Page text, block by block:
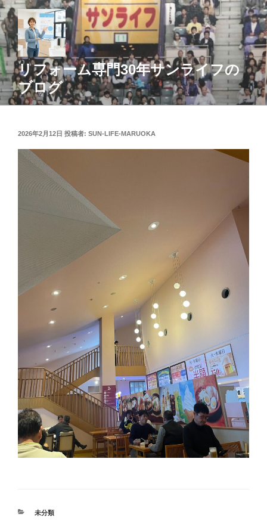
コ
ン
テ
ン
ツ
へ
ス
キ
リフォーム専門30年サンライフの
ブログ
投
日:
2026年2月12日 投稿者: SUN-LIFE-MARUOKA
カ
未分類